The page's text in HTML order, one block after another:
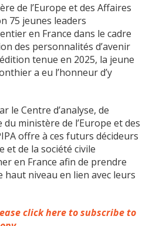
de l’Europe et des Affaires
75 jeunes leaders
en France dans le cadre
des personnalités d’avenir
tenue en 2025, la jeune
a eu l’honneur d’y
le Centre d’analyse, de
ministère de l’Europe et des
offre à ces futurs décideurs
et de la société civile
en France afin de prendre
haut niveau en lien avec leurs
click here to subscribe to